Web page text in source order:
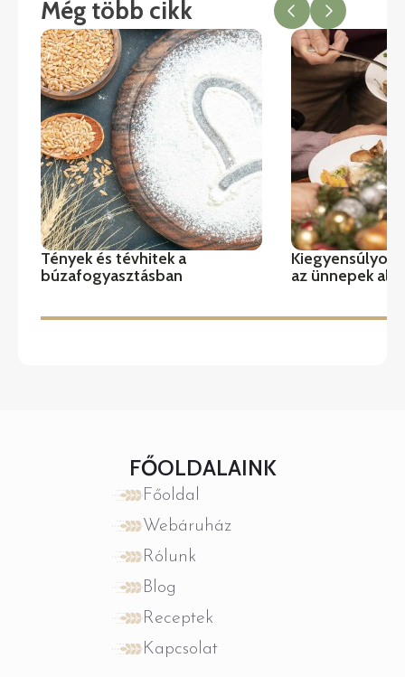
Még több cikk
Tények és tévhitek a
búzafogyasztásban
az ünnepek
FŐOLDALAINK
Főoldal
Webáruház
Rólunk
Blog
Receptek
Kapcsolat